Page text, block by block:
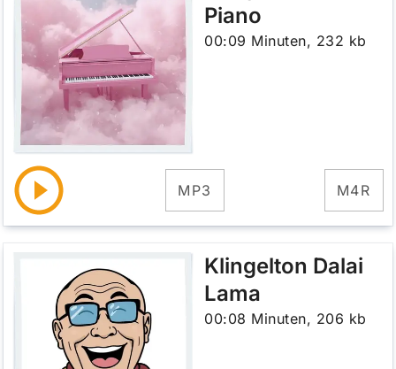
Piano
00:09 Minuten, 232 kb
MP3 M4R
Klingelton Dalai
Lama
00:08 Minuten, 206 kb